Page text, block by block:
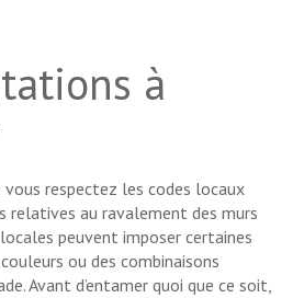
à
respectez les codes locaux
relatives au ravalement des murs
peuvent imposer certaines
ou des combinaisons
Avant d’entamer quoi que ce soit,